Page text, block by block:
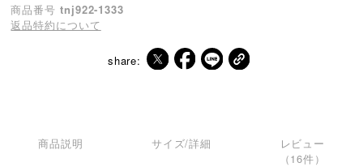
商品番号 tnj922-1333
返品特約について
share:
商品説明 サイズ/詳細
レビュー
（16件）